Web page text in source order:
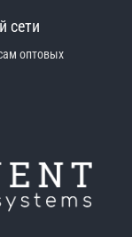
сети
оптовых